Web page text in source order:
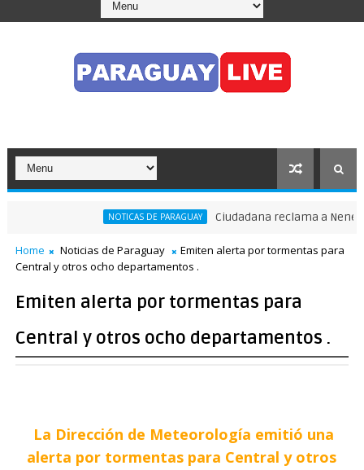
NOTICAS DE PARAGUAY Ciudadana reclama a Nenecho:
en pleno Puente de la Amistad
Home Noticias de Paraguay
Emiten alerta por tormentas para
Central y otros ocho departamentos .
Emiten alerta por tormentas para
Central y otros ocho departamentos .
La Dirección de Meteorología emitió una
alerta por tormentas para Central y otros